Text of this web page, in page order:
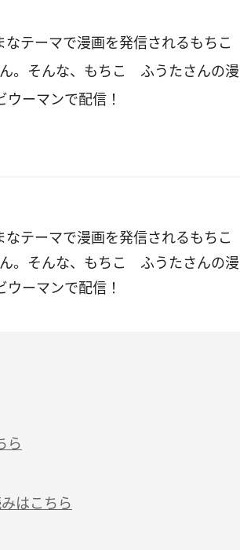
テーマで漫画を発信されるもち
。そんな、もちこ ふうたさんの
ーマンで配信！
テーマで漫画を発信されるもち
。そんな、もちこ ふうたさんの
ーマンで配信！
ら
はこちら